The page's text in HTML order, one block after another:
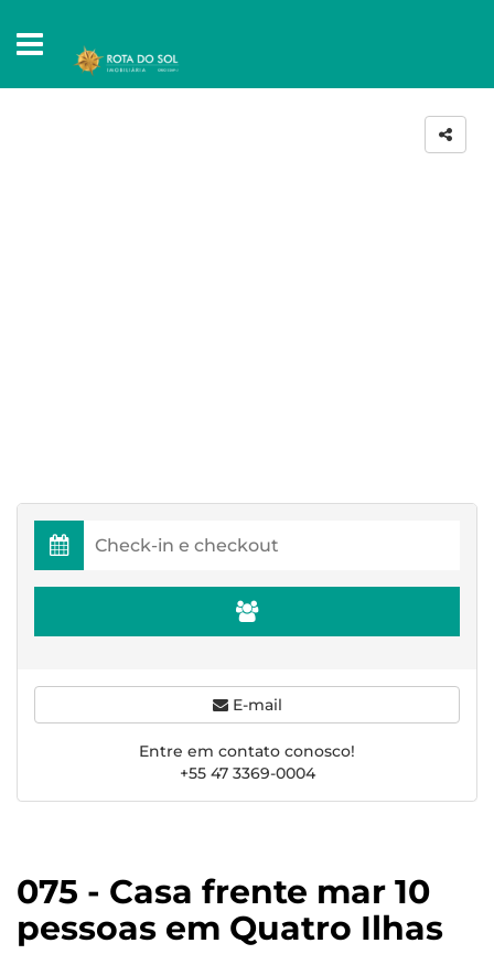
075 - Casa frente mar 10
pessoas em Quatro Ilhas
E-mail
Entre em contato conosco!
+55 47 3369-0004